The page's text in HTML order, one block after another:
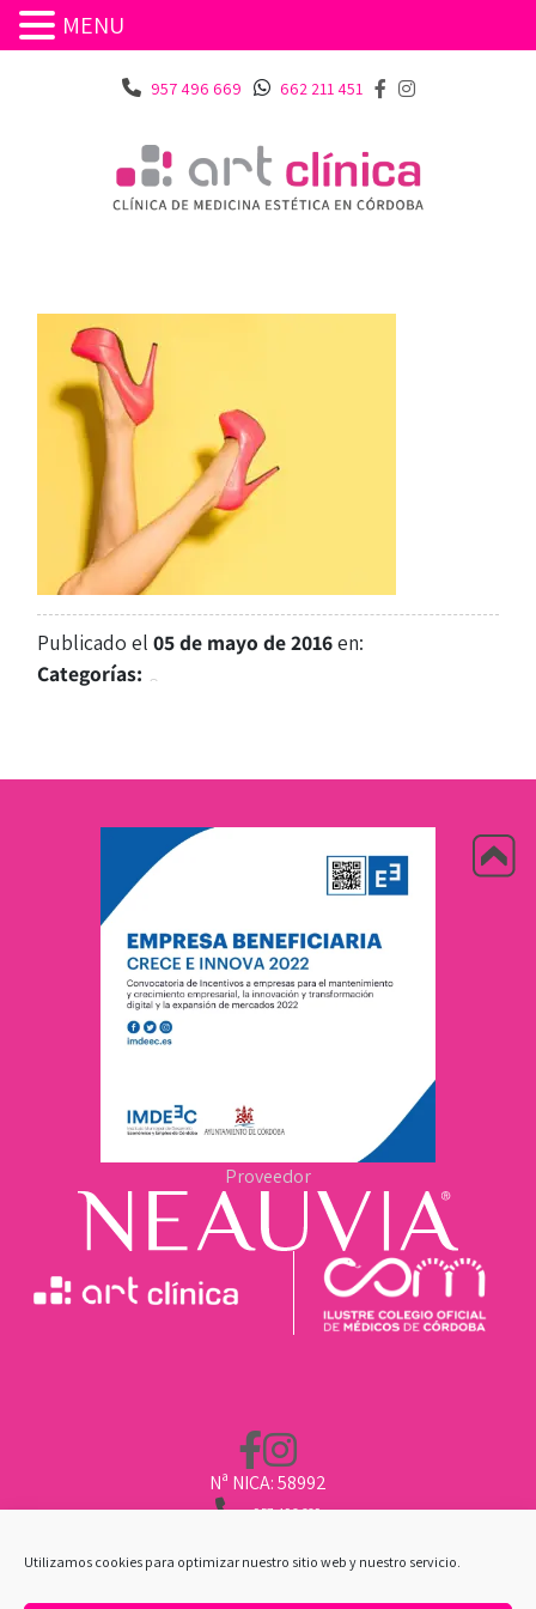
Utilizamos cookies para optimizar nuestro sitio web y nuestro servicio.
957 496 669 662 211 451
Publicado el05 de mayo de 2016en:
Categorías:
Nª NICA: 58992
957 496 669
CLINICA@ARTCLINICA.COM
Proveedor
MENU